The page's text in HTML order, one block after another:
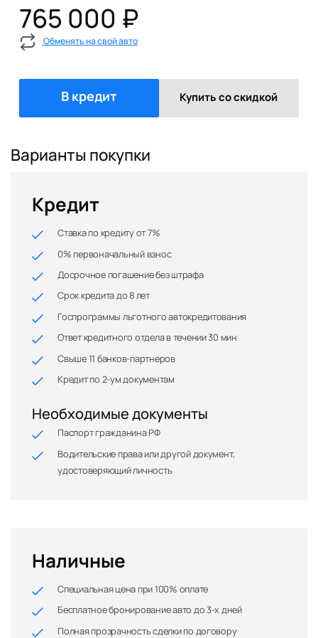
765 000 ₽
Обменять на свой авто
В кредит Купить со скидкой
Варианты покупки
Кредит
Ставка по кредиту от 7%
0% первоначальный взнос
Досрочное погашение без штрафа
Срок кредита до 8 лет
Госпрограммы льготного автокредитования
Ответ кредитного отдела в течении 30 мин
Свыше 11 банков-партнеров
Кредит по 2-ум документам
Необходимые документы
Паспорт гражданина РФ
Водительские права или другой документ,
удостоверяющий личность
Наличные
Специальная цена при 100% оплате
Бесплатное бронирование авто до 3-х дней
Полная прозрачность сделки по договору